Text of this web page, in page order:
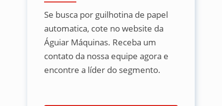
Se busca por guilhotina de papel
automatica, cote no website da
Águiar Máquinas. Receba um
contato da nossa equipe agora e
encontre a líder do segmento.